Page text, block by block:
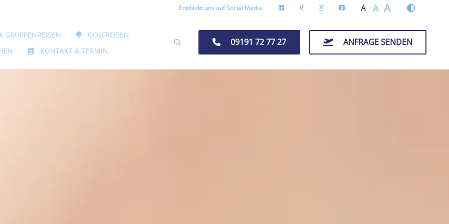
Entdeckt uns auf Social Media: A A A
ÖFFNEN
GRUPPENREISEN
GOLFREISEN
KONTAKT & TERMIN
09191 72 77 27 ANFRAGE SENDEN